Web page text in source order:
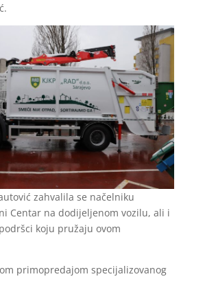
zahvalila se načelniku
Centar na dodijeljenom vozilu, ali i
koju pružaju ovom
primopredajom specijalizovanog